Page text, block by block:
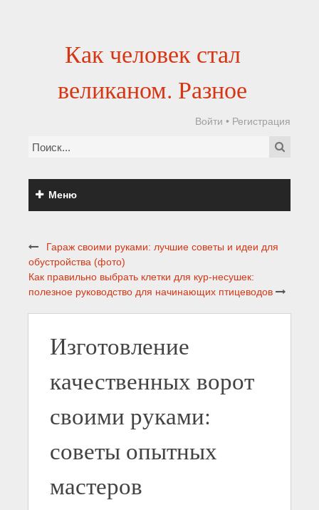
Как человек стал
великаном. Разное
Войти • Регистрация
Меню
Гараж своими руками: лучшие советы и идеи для
обустройства (фото)
Как правильно выбрать клетки для кур-несушек:
полезное руководство для начинающих птицеводов
Изготовление
качественных ворот
своими руками:
советы опытных
мастеров